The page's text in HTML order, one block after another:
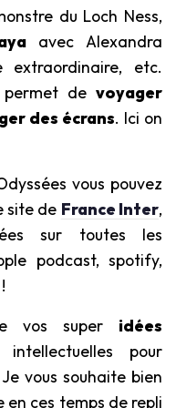
du Loch Ness,
avec Alexandra
extraordinaire, etc.
permet de voyager
des écrans. Ici on
vous pouvez
site de France Inter,
sur toutes les
podcast, spotify,
vos super idées
pour
vous souhaite bien
ces temps de repli